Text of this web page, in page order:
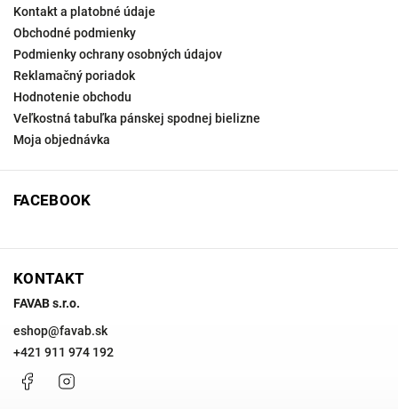
Kontakt a platobné údaje
Obchodné podmienky
Podmienky ochrany osobných údajov
Reklamačný poriadok
Hodnotenie obchodu
Veľkostná tabuľka pánskej spodnej bielizne
Moja objednávka
FACEBOOK
KONTAKT
FAVAB s.r.o.
eshop@favab.sk
+421 911 974 192
Facebook